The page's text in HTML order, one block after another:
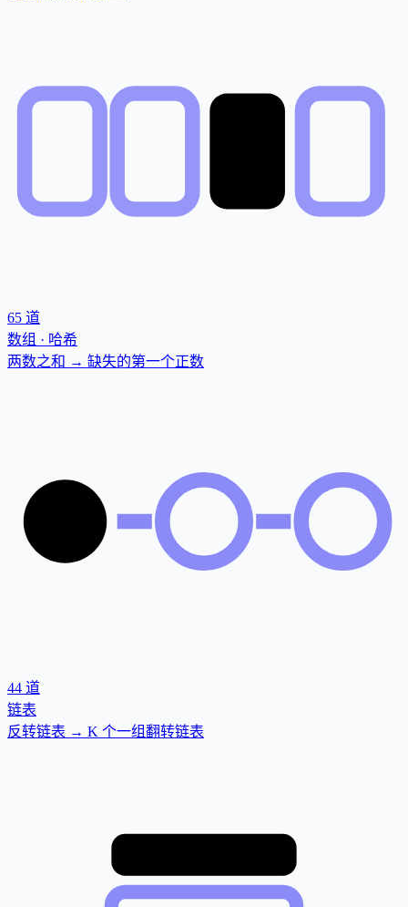
65 道
数组 · 哈希
两数之和 → 缺失的第一个正数
44 道
链表
反转链表 → K 个一组翻转链表